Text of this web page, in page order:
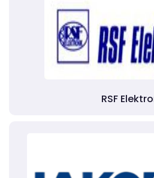
RSF